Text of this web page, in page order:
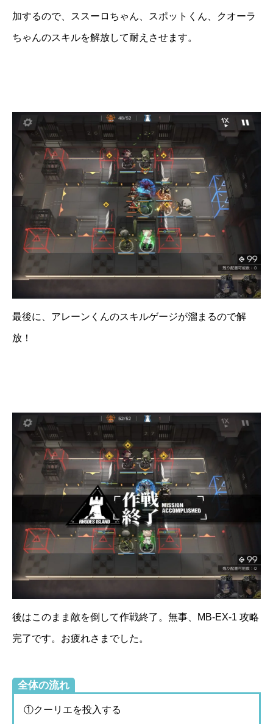
加するので、ススーロちゃん、スポットくん、クオーラ
ちゃんのスキルを解放して耐えさせます。
最後に、アレーンくんのスキルゲージが溜まるので解
放！
後はこのまま敵を倒して作戦終了。無事、MB-EX-1 攻略
完了です。お疲れさまでした。
全体の流れ
①クーリエを投入する